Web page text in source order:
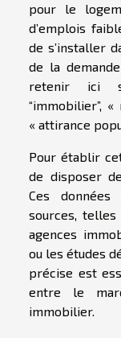
pour le
d’emplois
de s’installer
de la
retenir ici
“immobilier”,
« attirance
Pour établir
de disposer
Ces
sources, telles
agences
ou les études
précise est
entre le
immobilier.